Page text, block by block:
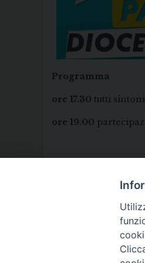
Programma
ore 17.30 tutti
ore 19.00